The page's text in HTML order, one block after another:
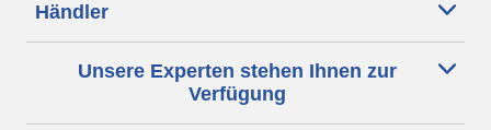
Händler
Unsere Experten stehen Ihnen zur
Verfügung